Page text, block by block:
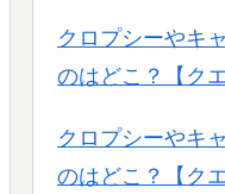
クロプシーやキ
のはどこ？【ク
クロプシーやキ
のはどこ？【ク